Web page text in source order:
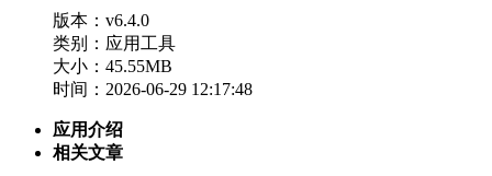
版本：v6.4.0
类别：应用工具
大小：45.55MB
时间：2026-06-29 12:17:48
应用介绍
相关文章